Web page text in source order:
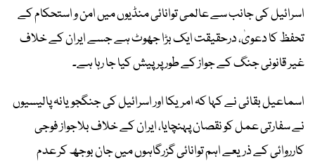
اسرائیل کی جانب سے عالمی توانائی منڈیوں میں امن و استحکام کے
تحفظ کا دعویٰ، درحقیقت ایک بڑا جھوٹ ہے جسے ایران کے خلاف
غیر قانونی جنگ کے جواز کے طور پر پیش کیا جا رہا ہے۔
اسماعیل بقائی نے کہا کہ امریکا اور اسرائیل کی جنگجویانہ پالیسیوں
نے سفارتی عمل کو نقصان پہنچایا، ایران کے خلاف بلاجواز فوجی
کارروائی کے ذریعے اہم توانائی گزرگاہوں میں جان بوجھ کر عدم